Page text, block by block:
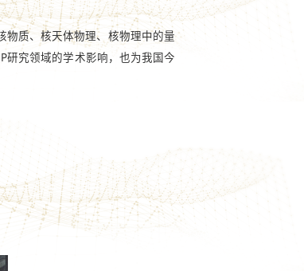
物质、核天体物理、核物理中的量
研究领域的学术影响，也为我国今